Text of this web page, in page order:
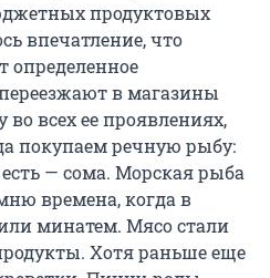
продуктовых
впечатление, что
определенное
в магазины
всех ее проявлениях,
покупаем речную рыбу:
— сома. Морская рыба
времена, когда в
минатем. Мясо стали
Хотя раньше еще